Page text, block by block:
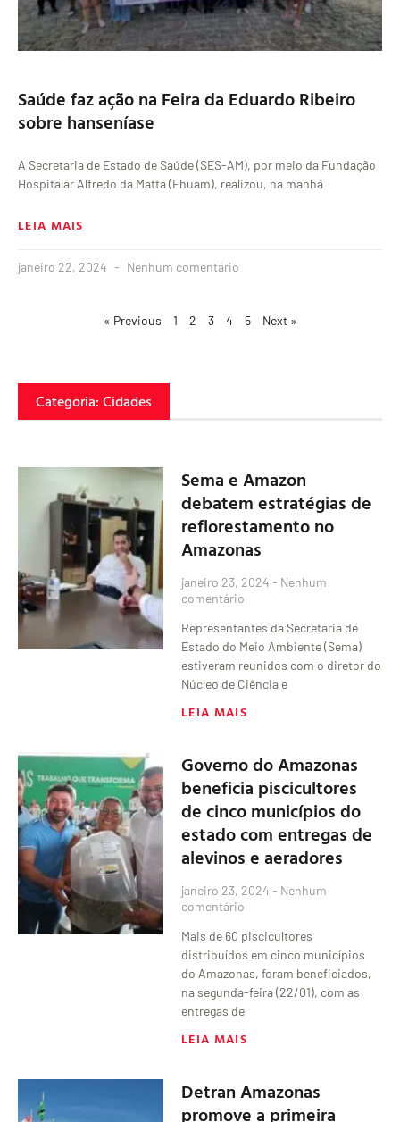
Saúde faz ação na Feira da Eduardo Ribeiro
sobre hanseníase
A Secretaria de Estado de Saúde (SES-AM), por meio da Fundação
Hospitalar Alfredo da Matta (Fhuam), realizou, na manhã
LEIA MAIS
janeiro 22, 2024 Nenhum comentário
« Previous 1 2 3 4 5 Next »
Categoria: Cidades
Sema e Amazon
debatem estratégias de
reflorestamento no
Amazonas
janeiro 23, 2024 Nenhum
comentário
Representantes da Secretaria de
Estado do Meio Ambiente (Sema)
estiveram reunidos com o diretor do
Núcleo de Ciência e
LEIA MAIS
Governo do Amazonas
beneficia piscicultores
de cinco municípios do
estado com entregas de
alevinos e aeradores
janeiro 23, 2024 Nenhum
comentário
Mais de 60 piscicultores
distribuídos em cinco municípios
do Amazonas, foram beneficiados,
na segunda-feira (22/01), com as
entregas de
LEIA MAIS
Detran Amazonas
promove a primeira